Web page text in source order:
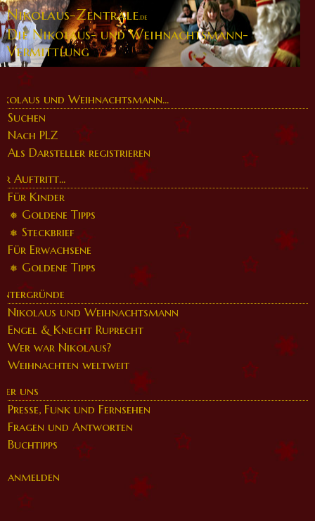
Nikolaus-Zentrale.de
Die Nikolaus- und Weihnachtsmann-
Vermittlung
und Weihnachtsmann...
Suchen
Nach PLZ
Als Darsteller registrieren
Auftritt...
Für Kinder
Goldene Tipps
Steckbrief
Für Erwachsene
Goldene Tipps
Nikolaus und Weihnachtsmann
Engel & Knecht Ruprecht
Wer war Nikolaus?
Weihnachten weltweit
uns
Presse, Funk und Fernsehen
Fragen und Antworten
Buchtipps
anmelden